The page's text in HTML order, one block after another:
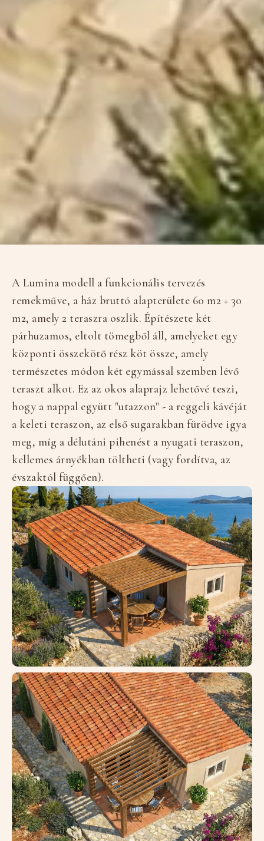
A Lumina modell a funkcionális tervezés
remekműve, a ház bruttó alapterülete 60 m2 + 30
m2, amely 2 teraszra oszlik. Építészete két
párhuzamos, eltolt tömegből áll, amelyeket egy
központi összekötő rész köt össze, amely
természetes módon két egymással szemben lévő
teraszt alkot. Ez az okos alaprajz lehetővé teszi,
hogy a nappal együtt "utazzon" - a reggeli kávéját
a keleti teraszon, az első sugarakban fürödve igya
meg, míg a délutáni pihenést a nyugati teraszon,
kellemes árnyékban töltheti (vagy fordítva, az
évszaktól függően).